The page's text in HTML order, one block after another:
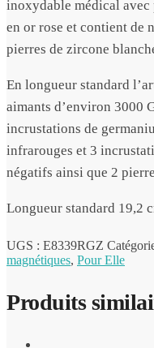
inoxydable médical avec
en or rose et contient de
pierres de zircone
En longueur standard
aimants d’environ 3000
incrustations de
infrarouges et 3
négatifs ainsi que 2
Longueur standard 19,2
UGS : E8339RGZ
magnétiques, Pour Elle
Produits